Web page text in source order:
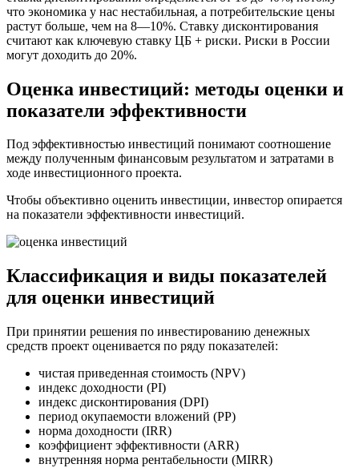
что экономика у нас нестабильная, а потребительские цены
растут больше, чем на 8—10%. Ставку дисконтирования
считают как ключевую ставку ЦБ + риски. Риски в России
могут доходить до 20%.
Оценка инвестиций: методы оценки и
показатели эффективности
Под эффективностью инвестиций понимают соотношение
между полученным финансовым результатом и затратами в
ходе инвестиционного проекта.
Чтобы объективно оценить инвестиции, инвестор опирается
на показатели эффективности инвестиций.
Классификация и виды показателей
для оценки инвестиций
При принятии решения по инвестированию денежных
средств проект оценивается по ряду показателей:
чистая приведенная стоимость (NPV)
индекс доходности (PI)
индекс дисконтирования (DPI)
период окупаемости вложений (PP)
норма доходности (IRR)
коэффициент эффективности (ARR)
внутренняя норма рентабельности (MIRR)